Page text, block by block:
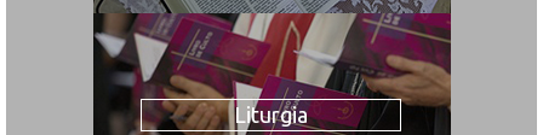
Liturgia